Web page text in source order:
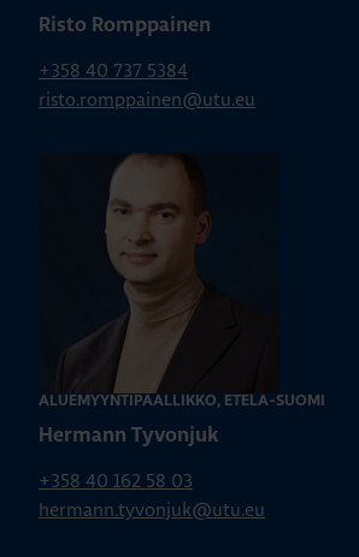
Risto Romppainen
+358 40 737 5384
risto.romppainen@utu.eu
ALUEMYYNTIPÄÄLLIKKÖ, ETELÄ-SUOMI
Hermann Tyvonjuk
+358 40 162 58 03
hermann.tyvonjuk@utu.eu